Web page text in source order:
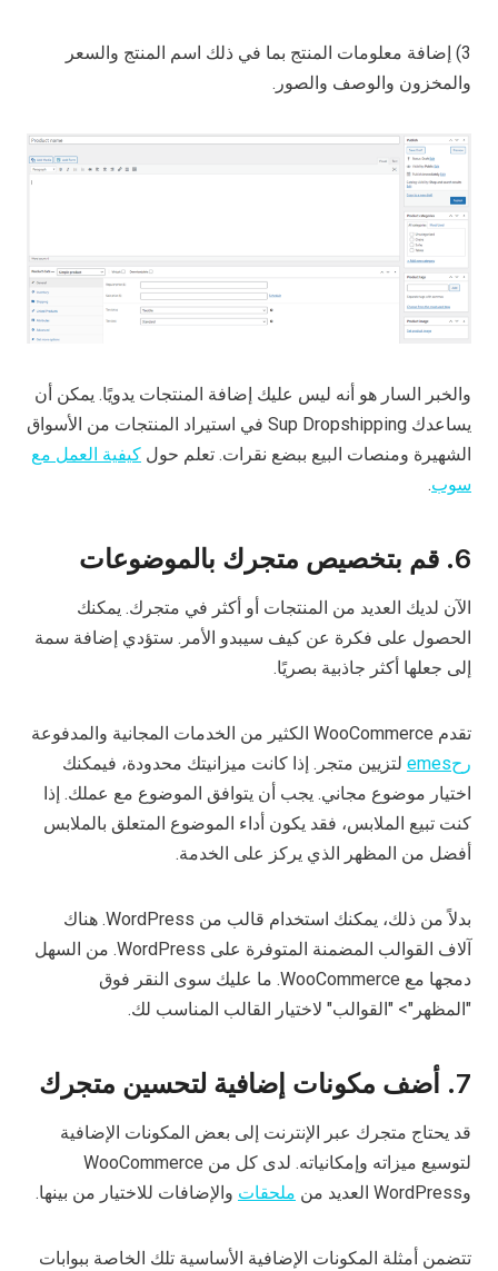
3) إضافة معلومات المنتج بما في ذلك اسم المنتج والسعر
والمخزون والوصف والصور.
والخبر السار هو أنه ليس عليك إضافة المنتجات يدويًا. يمكن أن
يساعدك Sup Dropshipping في استيراد المنتجات من الأسواق
الشهيرة ومنصات البيع ببضع نقرات. تعلم حول كيفية العمل مع
سوب.
6. قم بتخصيص متجرك بالموضوعات
الآن لديك العديد من المنتجات أو أكثر في متجرك. يمكنك
الحصول على فكرة عن كيف سيبدو الأمر. ستؤدي إضافة سمة
إلى جعلها أكثر جاذبية بصريًا.
تقدم WooCommerce الكثير من الخدمات المجانية والمدفوعة
ر حemes لتزيين متجر. إذا كانت ميزانيتك محدودة، فيمكنك
اختيار موضوع مجاني. يجب أن يتوافق الموضوع مع عملك. إذا
كنت تبيع الملابس، فقد يكون أداء الموضوع المتعلق بالملابس
أفضل من المظهر الذي يركز على الخدمة.
بدلاً من ذلك، يمكنك استخدام قالب من WordPress. هناك
آلاف القوالب المضمنة المتوفرة على WordPress. من السهل
دمجها مع WooCommerce. ما عليك سوى النقر فوق
"المظهر"> "القوالب" لاختيار القالب المناسب لك.
7. أضف مكونات إضافية لتحسين متجرك
قد يحتاج متجرك عبر الإنترنت إلى بعض المكونات الإضافية
لتوسيع ميزاته وإمكانياته. لدى كل من WooCommerce
وWordPress العديد من
ملحقات والإضافات للاختيار من بينها.
تتضمن أمثلة المكونات الإضافية الأساسية تلك الخاصة ببوابات